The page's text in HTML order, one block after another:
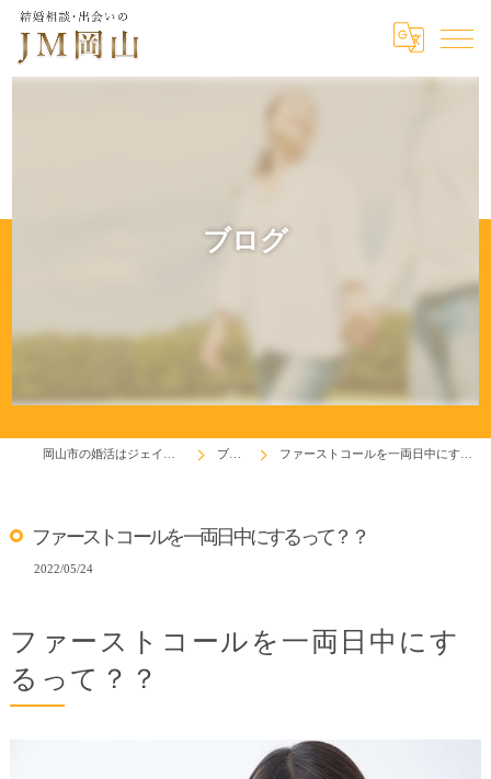
ブログ
ブログ ファーストコールを一両日中にするって？？
ファーストコールを一両日中にするって？？
2022/05/24
ファーストコールを一両日中にす
るって？？